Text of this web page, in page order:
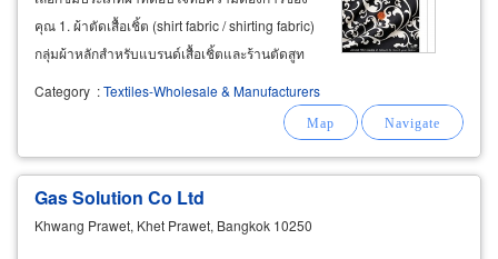
คุณ 1. ผ้าตัดเสื้อเชิ้ต (shirt fabric / shirting fabric)
กลุ่มผ้าหลักสำหรับแบรนด์เสื้อเชิ้ตและร้านตัดสูท
cotton ผสม ผ้าออกฟอร์ด (oxford fabric): รวมถึง
Category :Textiles-Wholesale & Manufacturers
Gas Solution Co Ltd
Khwang Prawet, Khet Prawet, Bangkok 10250